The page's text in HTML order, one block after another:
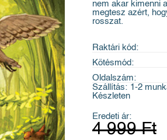
nem akar kimenni
megtesz azért,
rosszat.
Raktári kód:
Kötésmód:
Oldalszám:
Szállítás: 1-2
Készleten
Eredeti ár:
4 999 Ft